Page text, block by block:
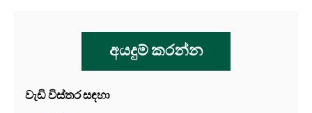
අයදුම් කරන්න
වැඩි විස්තර සඳහා